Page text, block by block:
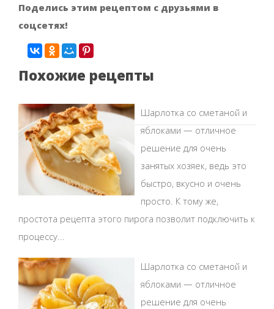
Поделись этим рецептом с друзьями в
соцсетях!
Похожие рецепты
Шарлотка со сметаной и
яблоками — отличное
решение для очень
занятых хозяек, ведь это
быстро, вкусно и очень
просто. К тому же,
простота рецепта этого пирога позволит подключить к
процессу...
Шарлотка со сметаной и
яблоками — отличное
решение для очень